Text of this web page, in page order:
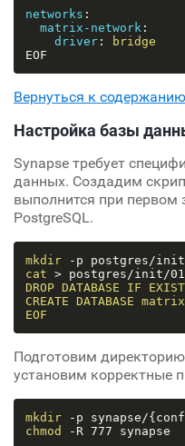
networks :
matrix-network :
driver :
bridge
Вернуться к содержанию
Настройка базы
Synapse требует
данных. Создадим
выполнится при первом
PostgreSQL.
mkdir
cat > postgres/init/
DROP DATABASE IF
CREATE DATABASE
EOF
Подготовим
установим корректные
mkdir
chmod